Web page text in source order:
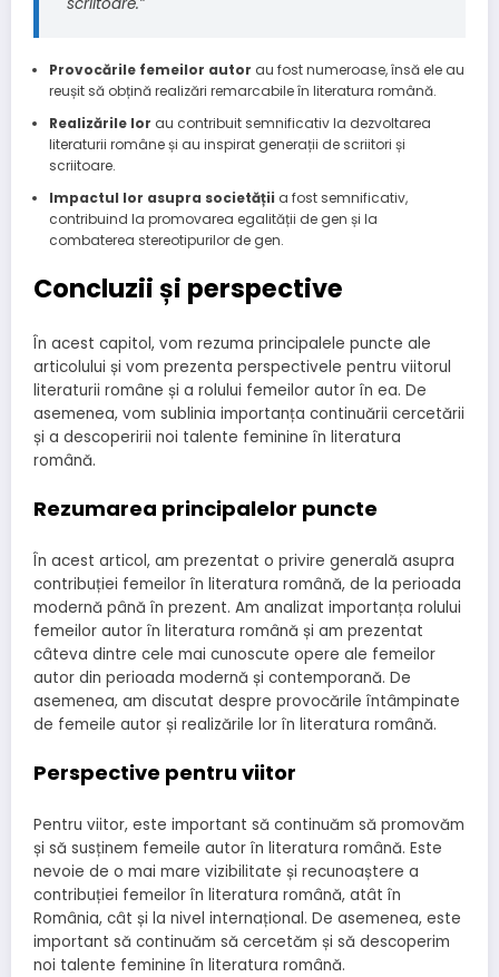
Provocările femeilor autor au fost numeroase, însă ele au
reușit să obțină realizări remarcabile în literatura română.
Realizările lor au contribuit semnificativ la dezvoltarea
literaturii române și au inspirat generații de scriitori și
scriitoare.
Impactul lor asupra societății a fost semnificativ,
contribuind la promovarea egalității de gen și la
combaterea stereotipurilor de gen.
Concluzii și perspective
În acest capitol, vom rezuma principalele puncte ale
articolului și vom prezenta perspectivele pentru viitorul
literaturii române și a rolului femeilor autor în ea. De
asemenea, vom sublinia importanța continuării cercetării
și a descoperirii noi talente feminine în literatura
română.
Rezumarea principalelor puncte
În acest articol, am prezentat o privire generală asupra
contribuției femeilor în literatura română, de la perioada
modernă până în prezent. Am analizat importanța rolului
femeilor autor în literatura română și am prezentat
câteva dintre cele mai cunoscute opere ale femeilor
autor din perioada modernă și contemporană. De
asemenea, am discutat despre provocările întâmpinate
de femeile autor și realizările lor în literatura română.
Perspective pentru viitor
Pentru viitor, este important să continuăm să promovăm
și să susținem femeile autor în literatura română. Este
nevoie de o mai mare vizibilitate și recunoaștere a
contribuției femeilor în literatura română, atât în
România, cât și la nivel internațional. De asemenea, este
important să continuăm să cercetăm și să descoperim
noi talente feminine în literatura română.